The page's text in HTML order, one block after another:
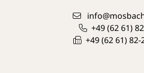
+49 (62 61)
+49 (62 61) 82-